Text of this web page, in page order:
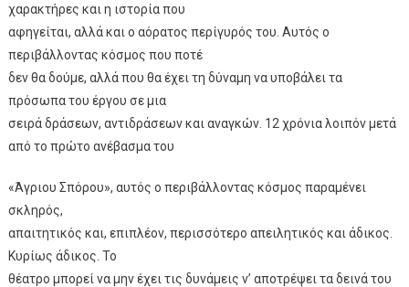
χαρακτήρες και η ιστορία που
αφηγείται, αλλά και ο αόρατος περίγυρός του. Αυτός ο
περιβάλλοντας κόσμος που ποτέ
δεν θα δούμε, αλλά που θα έχει τη δύναμη να υποβάλει τα
πρόσωπα του έργου σε μια
σειρά δράσεων, αντιδράσεων και αναγκών. 12 χρόνια λοιπόν μετά
από το πρώτο ανέβασμα του
«Άγριου Σπόρου», αυτός ο περιβάλλοντας κόσμος παραμένει
σκληρός,
απαιτητικός και, επιπλέον, περισσότερο απειλητικός και άδικος.
Κυρίως άδικος. Το
θέατρο μπορεί να μην έχει τις δυνάμεις ν’ αποτρέψει τα δεινά του